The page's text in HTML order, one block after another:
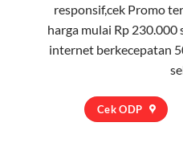
responsif,cek Promo
harga mulai Rp
internet berkecepatan
Cek ODP